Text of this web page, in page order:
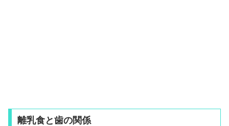
離乳食と歯の関係